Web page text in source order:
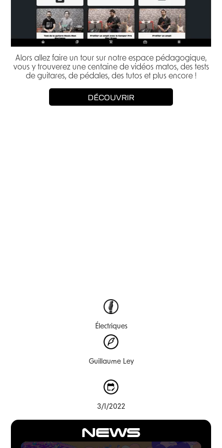
NEWS
Alors allez faire un tour sur notre espace pédagogique,
vous y trouverez une centaine de vidéos matos, des tests
de guitares, de pédales, des tutos et plus encore !
DÉCOUVRIR
Électriques
Guillaume Ley
3/1/2022